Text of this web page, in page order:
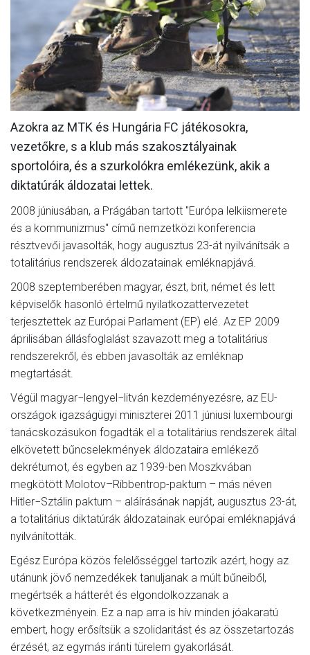
MÉRKŐZÉSEK
KLUB
GALÉRIA
SZURKOLÓI ÉLMÉNYEK
AKKREDITÁCIÓ
Azokra az MTK és Hungária FC játékosokra,
vezetőkre, s a klub más szakosztályainak
sportolóira, és a szurkolókra emlékezünk, akik a
diktatúrák áldozatai lettek.
2008 júniusában, a Prágában tartott "Európa lelkiismerete
és a kommunizmus" című nemzetközi konferencia
résztvevői javasolták, hogy augusztus 23-át nyilvánítsák a
totalitárius rendszerek áldozatainak emléknapjává.
2008 szeptemberében magyar, észt, brit, német és lett
képviselők hasonló értelmű nyilatkozattervezetet
terjesztettek az Európai Parlament (EP) elé. Az EP 2009
áprilisában állásfoglalást szavazott meg a totalitárius
rendszerekről, és ebben javasolták az emléknap
megtartását.
Végül magyar−lengyel−litván kezdeményezésre, az EU-
országok igazságügyi miniszterei 2011 júniusi luxembourgi
tanácskozásukon fogadták el a totalitárius rendszerek által
elkövetett bűncselekmények áldozataira emlékező
dekrétumot, és egyben az 1939-ben Moszkvában
megkötött Molotov–Ribbentrop-paktum – más néven
Hitler−Sztálin paktum – aláírásának napját, augusztus 23-át,
a totalitárius diktatúrák áldozatainak európai emléknapjává
nyilvánították.
Egész Európa közös felelősséggel tartozik azért, hogy az
utánunk jövő nemzedékek tanuljanak a múlt bűneiből,
megértsék a hátterét és elgondolkozzanak a
következményein. Ez a nap arra is hív minden jóakaratú
embert, hogy erősítsük a szolidaritást és az összetartozás
érzését, az egymás iránti türelem gyakorlását.